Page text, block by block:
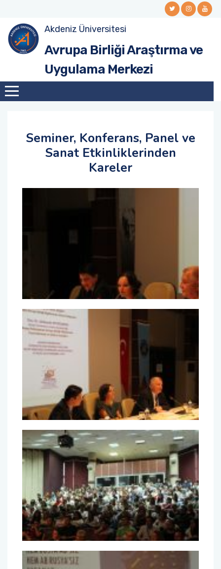
Akdeniz Üniversitesi
Avrupa Birliği Araştırma ve
Uygulama Merkezi
Seminer, Konferans, Panel ve
Sanat Etkinliklerinden
Kareler